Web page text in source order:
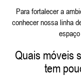
Para fortalecer a
conhecer nossa linha
Quais móveis
tem